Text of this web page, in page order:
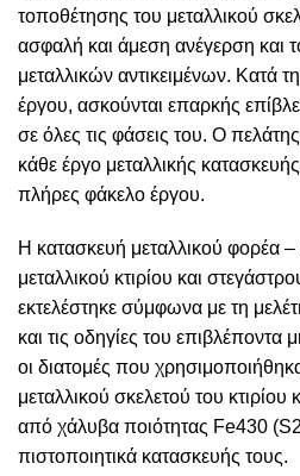
τοποθέτησης του μεταλλικού
ασφαλή και άμεση ανέγερση και
μεταλλικών αντικειμένων. Κατά
έργου, ασκούνται επαρκής
σε όλες τις φάσεις του. Ο
κάθε έργο μεταλλικής
πλήρες φάκελο έργου.
Η κατασκευή μεταλλικού φορέα –
μεταλλικού κτιρίου και
εκτελέστηκε σύμφωνα με τη
και τις οδηγίες του επιβλέποντα
οι διατομές που
μεταλλικού σκελετού του κτιρίου
από χάλυβα ποιότητας Fe430
πιστοποιητικά κατασκευής τους.